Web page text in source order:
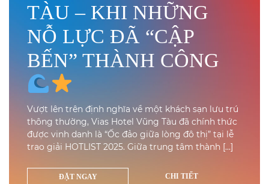
TÀU – KHI NHỮNG
NỖ LỰC ĐÃ “CẬP
BẾN” THÀNH CÔNG
Vượt lên trên định nghĩa về một khách sạn lưu trú
thông thường, Vias Hotel Vũng Tàu đã chính thức
được vinh danh là “Ốc đảo giữa lòng đô thị” tại lễ
trao giải HOTLIST 2025. Giữa trung tâm thành […]
ĐẶT NGAY CHI TIẾT